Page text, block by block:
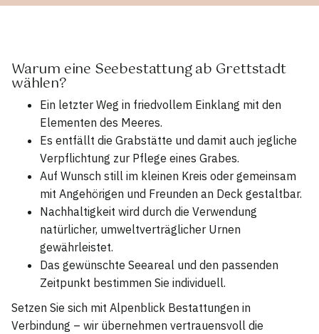
Warum eine Seebestattung ab Grettstadt
wählen?
Ein letzter Weg in friedvollem Einklang mit den
Elementen des Meeres.
Es entfällt die Grabstätte und damit auch jegliche
Verpflichtung zur Pflege eines Grabes.
Auf Wunsch still im kleinen Kreis oder gemeinsam
mit Angehörigen und Freunden an Deck gestaltbar.
Nachhaltigkeit wird durch die Verwendung
natürlicher, umweltverträglicher Urnen
gewährleistet.
Das gewünschte Seeareal und den passenden
Zeitpunkt bestimmen Sie individuell.
Setzen Sie sich mit Alpenblick Bestattungen in
Verbindung – wir übernehmen vertrauensvoll die